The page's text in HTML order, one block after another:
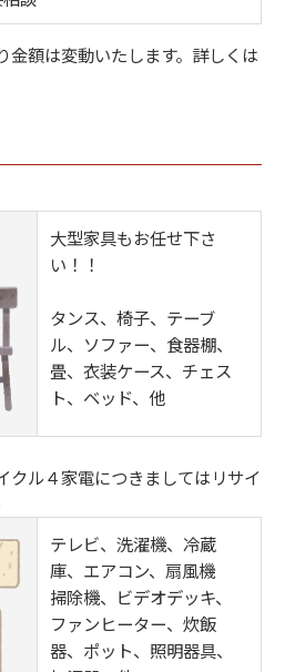
金額は変動いたします。詳しくは
大型家具もお任せ下さ
い！！
タンス、椅子、テーブ
ル、ソファー、食器棚、
畳、衣装ケース、チェス
ト、ベッド、他
クル４家電につきましてはリサイ
テレビ、洗濯機、冷蔵
庫、エアコン、扇風機
掃除機、ビデオデッキ、
ファンヒーター、炊飯
器、ポット、照明器具、